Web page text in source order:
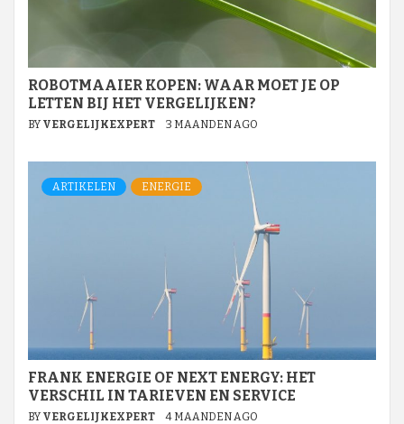
ROBOTMAAIER KOPEN: WAAR MOET JE OP
LETTEN BIJ HET VERGELIJKEN?
BY VERGELIJKEXPERT 3 MAANDEN AGO
ARTIKELEN ENERGIE
FRANK ENERGIE OF NEXT ENERGY: HET
VERSCHIL IN TARIEVEN EN SERVICE
BY VERGELIJKEXPERT 4 MAANDEN AGO